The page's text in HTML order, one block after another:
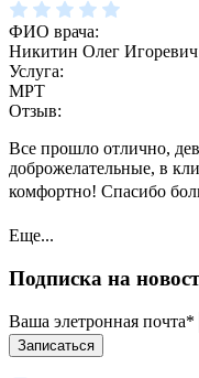
ФИО врача:
Никитин Олег Игоревич
Услуга:
МРТ
Отзыв:
Все прошло отлично,
доброжелательные, в
комфортно! Спасибо
Еще...
Подписка на
Ваша элетронная почта*
Записаться